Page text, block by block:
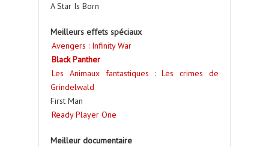
A Star Is Born
Meilleurs effets spéciaux
Avengers : Infinity War
Black Panther
Les Animaux fantastiques : Les crimes de
Grindelwald
First Man
Ready Player One
Meilleur documentaire